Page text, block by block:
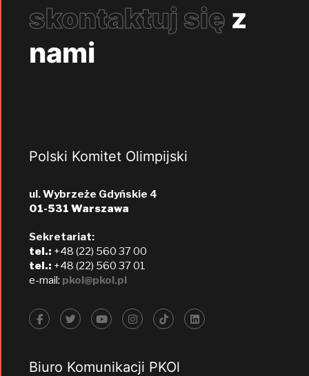
skontaktuj się z
nami
Polski Komitet Olimpijski
ul. Wybrzeże Gdyńskie 4
01-531 Warszawa
Sekretariat:
tel.: +48 (22) 560 37 00
tel.: +48 (22) 560 37 01
e-mail: pkol@pkol.pl
Biuro Komunikacji PKOl